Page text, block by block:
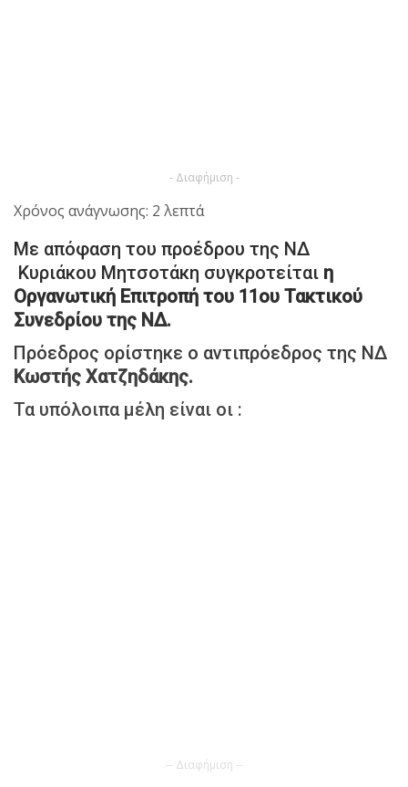
- Διαφήμιση -
Χρόνος ανάγνωσης: 2 λεπτά
Με απόφαση του προέδρου της ΝΔ
Κυριάκου Μητσοτάκη συγκροτείται η
Οργανωτική Επιτροπή του 11ου Τακτικού
Συνεδρίου της ΝΔ.
Πρόεδρος ορίστηκε ο αντιπρόεδρος της ΝΔ
Κωστής Χατζηδάκης.
Τα υπόλοιπα μέλη είναι οι :
-- Διαφήμιση --